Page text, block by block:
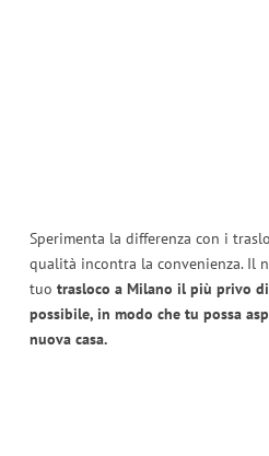
Sperimenta la differenza con i
qualità incontra la convenienza. Il
tuo trasloco a Milano il più privo
possibile, in modo che tu possa
nuova casa.